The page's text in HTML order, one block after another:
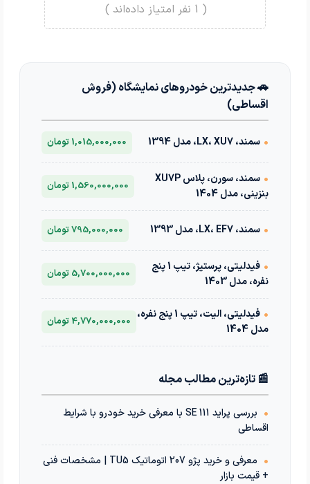
(
1 نفر امتیاز داده‌اند )
🚗 جدیدترین خودروهای نمایشگاه (فروش
اقساطی)
• سمند، LX، XU7، مدل 1394 1,015,000,000 تومان
•
سمند، سورن، پلاس XU7P
بنزینی، مدل 1404
1,560,000,000 تومان
• سمند، LX، EF7، مدل 1393 795,000,000 تومان
•
فیدلیتی، پرستیژ، تیپ 1 پنج
نفره، مدل 1403
5,700,000,000 تومان
•
فیدلیتی، الیت، تیپ 1 پنج نفره،
مدل 1404
4,770,000,000 تومان
📰 تازه‌ترین مطالب مجله
•
بررسی پراید 111 SE با معرفی خرید خودرو با شرایط
اقساطی
•
معرفی و خرید پژو 207 اتوماتیک TU5 | مشخصات فنی
+ قیمت بازار